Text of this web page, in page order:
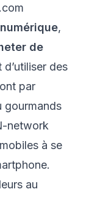
,
de
d’utiliser des
par
gourmands
network
à se
au